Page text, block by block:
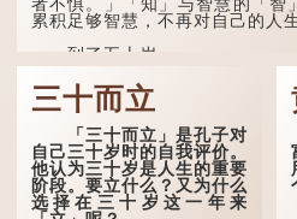
上》："百年曰期颐。"郑玄
注："期，犹要也；颐，养
尽养...
累积足够智慧，不再对自己的人
到了五十岁，...
三十而立
「三十而立」是孔子对
自己三十岁时的自我评价。
他认为三十岁是人生的重要
阶段。要立什么？又为什么
选择在三十岁这一年来